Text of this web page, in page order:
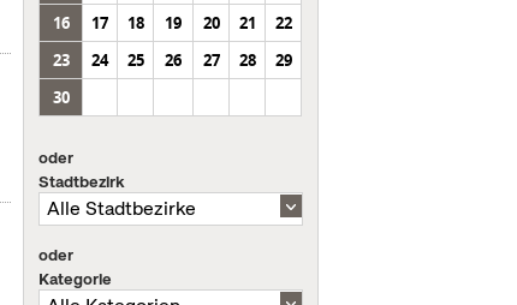
16
17 18 19 20 21
22
23
24 25 26 27 28
29
30
oder
Stadtbezirk
oder
Kategorie